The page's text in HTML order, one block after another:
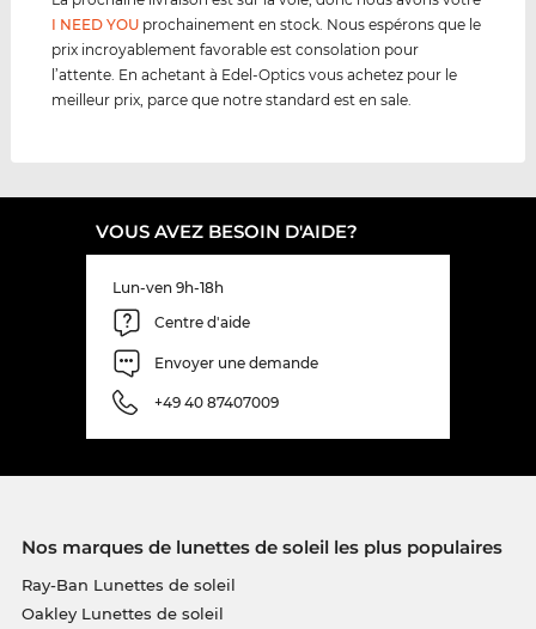
I NEED YOU prochainement en stock. Nous espérons que le
prix incroyablement favorable est consolation pour
l’attente. En achetant à Edel-Optics vous achetez pour le
meilleur prix, parce que notre standard est en sale.
VOUS AVEZ BESOIN D'AIDE?
Lun-ven 9h-18h
Centre d'aide
Envoyer une demande
+49 40 87407009
Nos marques de lunettes de soleil les plus populaires
Ray-Ban Lunettes de soleil
Oakley Lunettes de soleil